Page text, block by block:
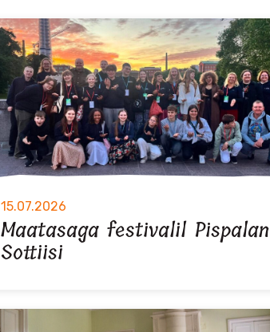
15.07.2026
Maatasaga festivalil Pispalan
Sottiisi